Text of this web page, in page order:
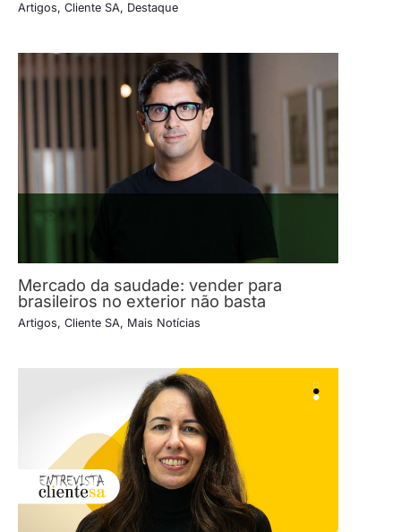
Artigos, Cliente SA, Destaque
Mercado da saudade: vender para
brasileiros no exterior não basta
Artigos, Cliente SA, Mais Notícias